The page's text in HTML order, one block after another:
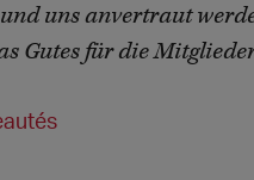
uns anvertraut
Gutes für die